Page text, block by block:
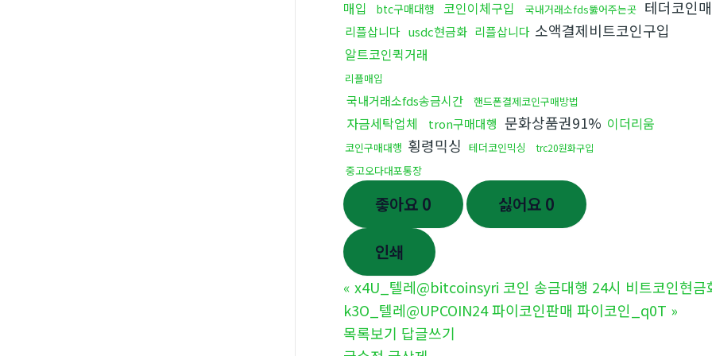
매입
btc구매대행 코인이체구입 국내거래소fds뚫어주는곳 테더코인
리플삽니다 usdc현금화 리플삽니다 소액결제비트코인구입
알트코인퀵거래
리플매입
국내거래소fds송금시간 핸드폰결제코인구매방법
자금세탁업체 tron구매대행 문화상품권91% 이더리움
코인구매대행 횡령믹싱 테더코인믹싱 trc20원화구입
중고오다대포통장
좋아요 0 싫어요 0
인쇄
« x4U_텔레@bitcoinsyri 코인 송금대행 24시 비트코인현
k3O_텔레@UPCOIN24 파이코인판매 파이코인_q0T »
목록보기 답글쓰기